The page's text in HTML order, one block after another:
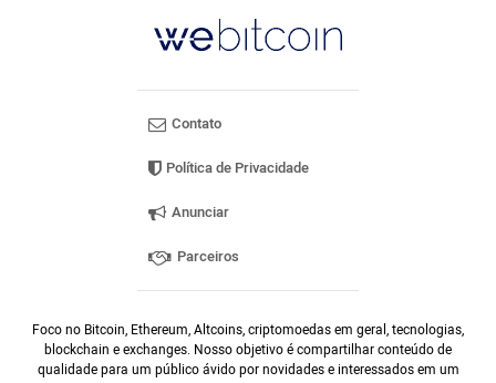
Contato
Política de Privacidade
Anunciar
Parceiros
Foco no Bitcoin, Ethereum, Altcoins, criptomoedas em geral, tecnologias,
blockchain e exchanges. Nosso objetivo é compartilhar conteúdo de
qualidade para um público ávido por novidades e interessados em um